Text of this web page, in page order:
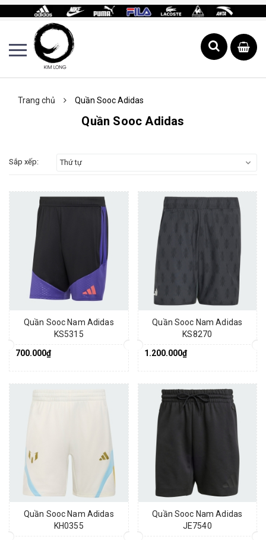
Trang chủ Quần Sooc Adidas
Quần Sooc Adidas
Sắp xếp: Thứ tự
Quần Sooc Nam Adidas
KS5315
700.000₫
Quần Sooc Nam Adidas
KS8270
1.200.000₫
Quần Sooc Nam Adidas
KH0355
Quần Sooc Nam Adidas
JE7540